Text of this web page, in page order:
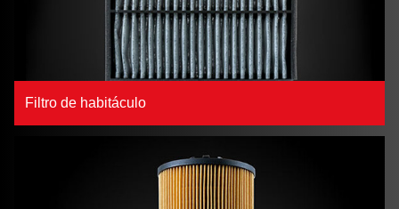
Filtro de habitáculo